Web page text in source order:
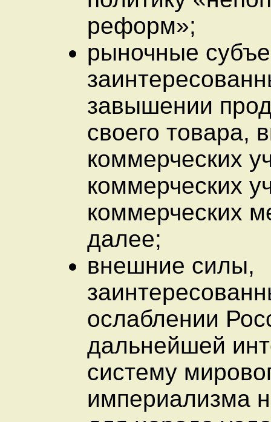
реформ»;
рыночные
завышении
своего товара,
коммерческих
коммерческих
коммерческих
далее;
внешние силы,
ослаблении
дальнейшей
систему
империализма